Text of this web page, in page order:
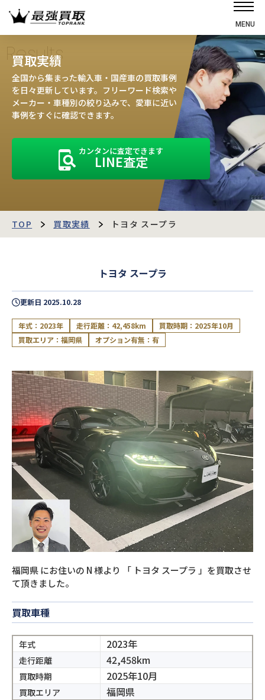
MENU
選ばれる理由
高価買取の仕組み
売却の流れ
お客様の声
運営会社
最強買取マガジン
閉じる
Results
買取実績
全国から集まった輸入車・国産車の買取事例
を日々更新しています。フリーワード検索や
メーカー・車種別の絞り込みで、愛車に近い
事例をすぐに確認できます。
カンタンに査定できます
LINE査定
TOP 買取実績 トヨタ スープラ
トヨタ スープラ
更新日 2025.10.28
年式：2023年 走行距離：42,458km
買取時期：2025年10月
買取エリア：福岡県
オプション有無：有
福岡県にお住いの N様より 「 トヨタ スープラ 」を買取させ
て頂きました。
買取車種
年式 2023年
走行距離 42,458km
買取時期 2025年10月
買取エリア 福岡県